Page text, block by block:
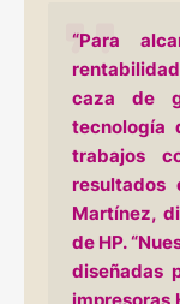
“Para
caza de
tecnología
trabajos
resultados
Martínez,
de HP.
diseñadas